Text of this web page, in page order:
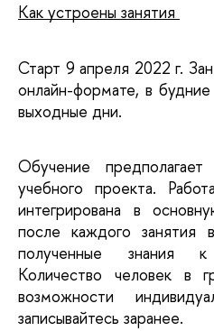
Как устроены занятия
Старт 9 апреля 2022 г.
онлайн-формате, в
выходные дни.
Обучение предполагает
учебного проекта.
интегрирована в
после каждого занятия
полученные знания
Количество человек в
возможности
записывайтесь заранее.